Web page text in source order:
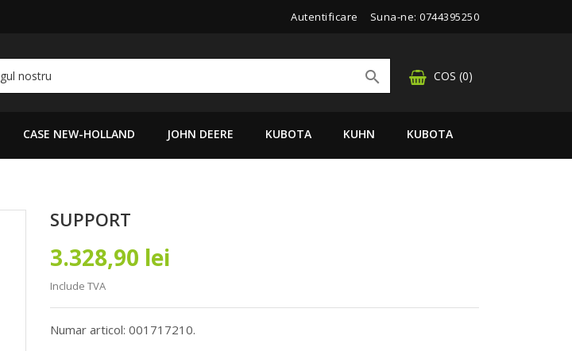
Autentificare Suna-ne: 0744395250
COS (0)

CASE NEW-HOLLAND JOHN DEERE KUBOTA KUHN KUBOTA
SUPPORT
3.328,90 lei
Include TVA
Numar articol: 001717210.